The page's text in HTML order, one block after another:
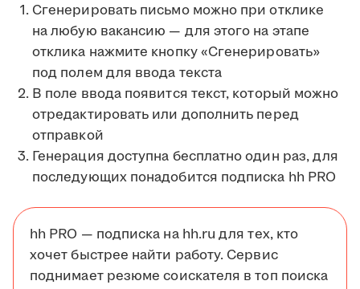
Сгенерировать письмо можно при отклике
на любую вакансию — для этого на этапе
отклика нажмите кнопку «Сгенерировать»
под полем для ввода текста
В поле ввода появится текст, который можно
отредактировать или дополнить перед
отправкой
Генерация доступна бесплатно один раз, для
последующих понадобится подписка hh PRO
hh PRO — подписка на hh.ru для тех, кто
хочет быстрее найти работу. Сервис
поднимает резюме соискателя в топ поиска